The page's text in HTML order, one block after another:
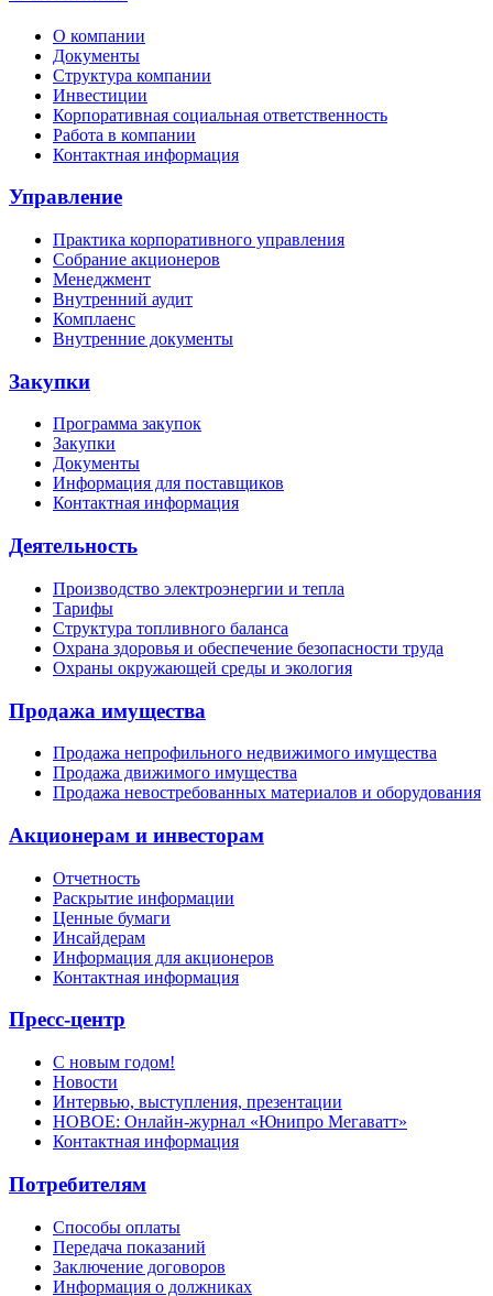
О компании
Документы
Структура компании
Инвестиции
Корпоративная социальная ответственность
Работа в компании
Контактная информация
Управление
Практика корпоративного управления
Собрание акционеров
Менеджмент
Внутренний аудит
Комплаенс
Внутренние документы
Закупки
Программа закупок
Закупки
Документы
Информация для поставщиков
Контактная информация
Деятельность
Производство электроэнергии и тепла
Тарифы
Структура топливного баланса
Охрана здоровья и обеспечение безопасности труда
Охраны окружающей среды и экология
Продажа имущества
Продажа непрофильного недвижимого имущества
Продажа движимого имущества
Продажа невостребованных материалов и оборудования
Акционерам и инвесторам
Отчетность
Раскрытие информации
Ценные бумаги
Инсайдерам
Информация для акционеров
Контактная информация
Пресс-центр
С новым годом!
Новости
Интервью, выступления, презентации
НОВОЕ: Онлайн-журнал «Юнипро Мегаватт»
Контактная информация
Потребителям
Способы оплаты
Передача показаний
Заключение договоров
Информация о должниках